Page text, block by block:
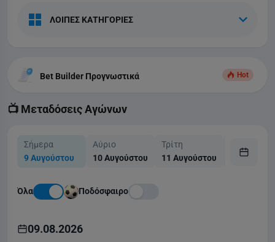
ΛΟΙΠΕΣ ΚΑΤΗΓΟΡΙΕΣ
Bet Builder Προγνωστικά Hot
📺 Μεταδόσεις Αγώνων
Σήμερα
9 Αυγούστου
Αύριο
10 Αυγούστου
Τρίτη
11 Αυγούστου
12
Όλα Ποδόσφαιρο
09.08.2026